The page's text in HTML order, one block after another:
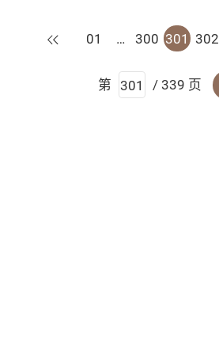
上一页
01 … 300 301 302
第 / 339 页